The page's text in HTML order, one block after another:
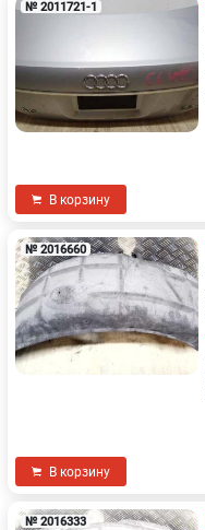
№ 2011721-1
В корзину
№ 2016660
В корзину
№ 2016333